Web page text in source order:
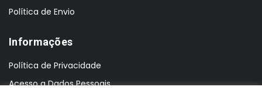
Política de Envio
Informações
Política de Privacidade
Acesso a Dados Pessoais